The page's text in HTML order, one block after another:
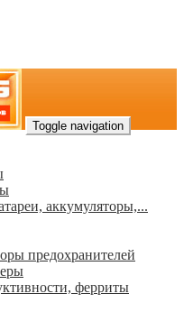
Toggle navigation
аккумуляторы,...
предохранителей
ферриты